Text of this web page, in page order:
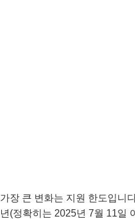
가장 큰 변화는 지원 한도입니
년(정확히는 2025년 7월 11일